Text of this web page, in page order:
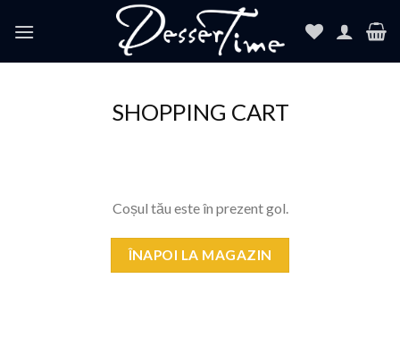
SHOPPING CART
Coșul tău este în prezent gol.
ÎNAPOI LA MAGAZIN